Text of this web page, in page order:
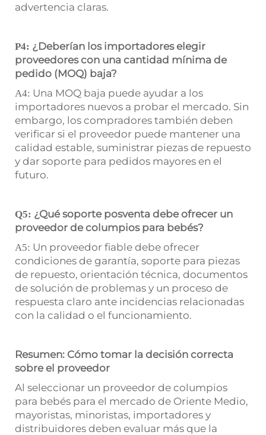
advertencia claras.
P4: ¿Deberían los importadores elegir
proveedores con una cantidad mínima de
pedido (MOQ) baja?
A4: Una MOQ baja puede ayudar a los
importadores nuevos a probar el mercado. Sin
embargo, los compradores también deben
verificar si el proveedor puede mantener una
calidad estable, suministrar piezas de repuesto
y dar soporte para pedidos mayores en el
futuro.
Q5: ¿Qué soporte posventa debe ofrecer un
proveedor de columpios para bebés?
A5: Un proveedor fiable debe ofrecer
condiciones de garantía, soporte para piezas
de repuesto, orientación técnica, documentos
de solución de problemas y un proceso de
respuesta claro ante incidencias relacionadas
con la calidad o el funcionamiento.
Resumen: Cómo tomar la decisión correcta
sobre el proveedor
Al seleccionar un proveedor de columpios
para bebés para el mercado de Oriente Medio,
mayoristas, minoristas, importadores y
distribuidores deben evaluar más que la